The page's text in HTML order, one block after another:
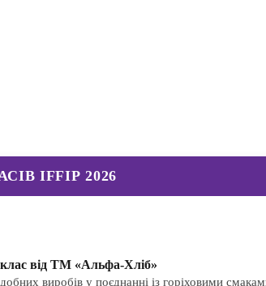
IFFIP 2026
від ТМ «Альфа-Хліб»
виробів у поєднанні із горіховими